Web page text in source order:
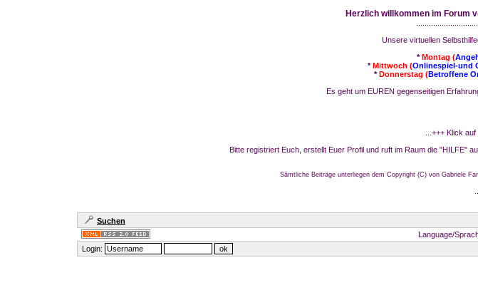
Herzlich willkommen im Forum
Unsere virtuellen
*Montag (
*Mittwoch (Onlinespiel-und
*Donnerstag (Betroffene
Es geht um EUREN gegenseitigen
...+++ Klick
Bitte registriert Euch, erstellt Euer Profil und ruft im Raum die "HILFE"
Sämtliche Beiträge unterliegen dem Copyright (C) von Gabriele
Suchen
Language/
Login: